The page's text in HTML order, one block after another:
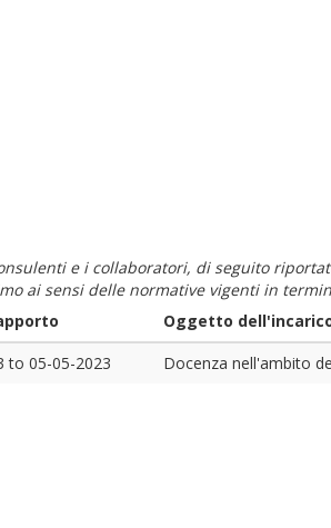
e i collaboratori, di seguito
ai sensi delle normative vigenti in
Oggetto
to 05-05-2023 Docenza nell'ambito